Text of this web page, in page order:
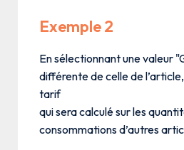
Exemple 2
En sélectionnant une valeur
différente de celle de
tarif
qui sera calculé sur les
consommations d’autres